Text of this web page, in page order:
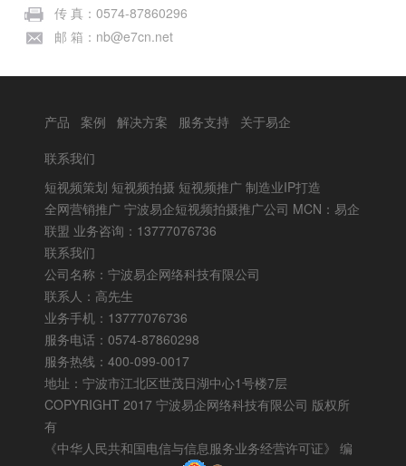
传 真：0574-87860296
邮 箱：nb@e7cn.net
产品 案例 解决方案 服务支持
关于易企
联系我们
短视频策划 短视频拍摄 短视频推广 制造业IP打造
全网营销推广 宁波易企短视频拍摄推广公司 MCN：易企
联盟 业务咨询：13777076736
联系我们
公司名称：宁波易企网络科技有限公司
联系人：高先生
业务手机：13777076736
服务电话：0574-87860298
服务热线：400-099-0017
地址：宁波市江北区世茂日湖中心1号楼7层
COPYRIGHT 2017 宁波易企网络科技有限公司 版权所
有
《中华人民共和国电信与信息服务业务经营许可证》 编